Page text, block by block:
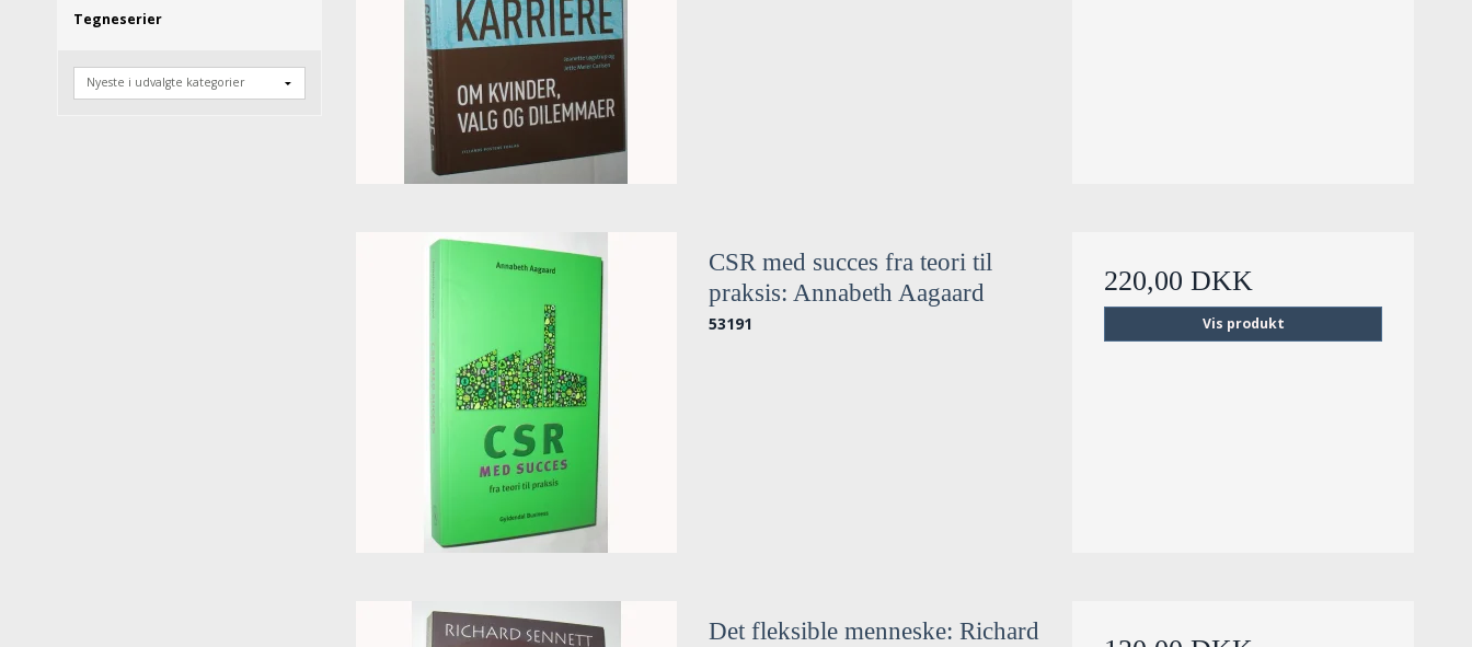
Tegneserier
CSR med succes fra teori til
praksis: Annabeth Aagaard
53191
220,00 DKK
Vis produkt
Det fleksible menneske: Richard